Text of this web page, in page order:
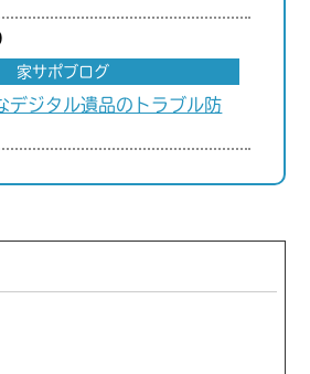
家サポブログ
デジタル遺品のトラブル防